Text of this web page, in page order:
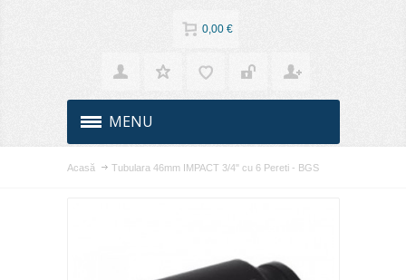
0,00 €
MENU
Acasă Tubulara 46mm IMPACT 3/4" cu 6 Pereti - BGS